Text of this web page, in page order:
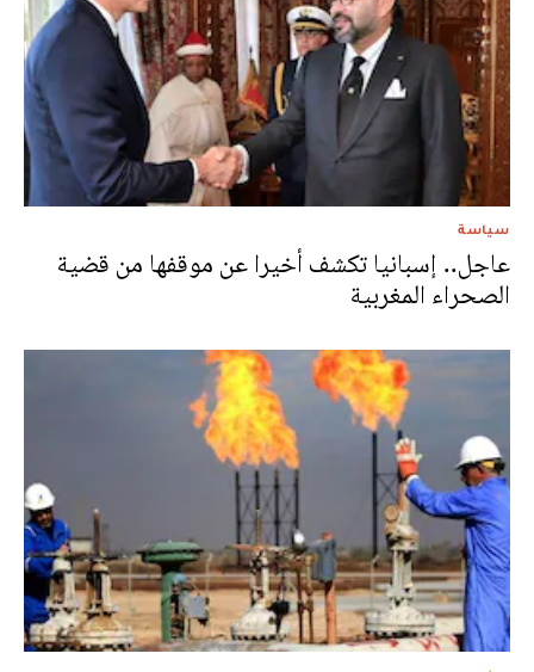
سياسة
عاجل.. إسبانيا تكشف أخيرا عن موقفها من قضية
الصحراء المغربية